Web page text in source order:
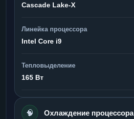
Cascade Lake-X
Линейка процессора
Intel Core i9
Тепловыделение
165 Вт
🧠 Охлаждение процессора